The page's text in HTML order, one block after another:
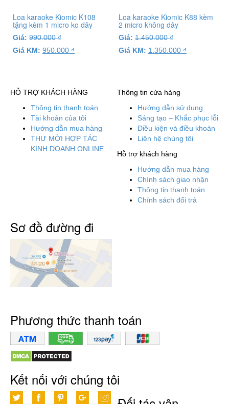
Loa karaoke Kiomic K108
tặng kèm 1 micro ko dây
Giá: 990.000₫
Giá KM: 950.000 ₫
Loa karaoke Kiomic K88 kèm
2 micro không dây
Giá: 1.450.000₫
Giá KM: 1.350.000 ₫
HỖ TRỢ KHÁCH HÀNG
Thông tin thanh toán
Tài khoản của tôi
Hướng dẫn mua hàng
THƯ MỜI HỢP TÁC
KINH DOANH ONLINE
Thông tin cửa hàng
Hướng dẫn sử dụng
Sáng tạo – Khắc phục lỗi
Điều kiện và điều khoản
Liên hệ chúng tôi
Hỗ trợ khách hàng
Hướng dẫn mua hàng
Chính sách giao nhận
Thông tin thanh toán
Chính sách đổi trả
Sơ đồ đường đi
Phương thức thanh toán
Kết nối với chúng tôi